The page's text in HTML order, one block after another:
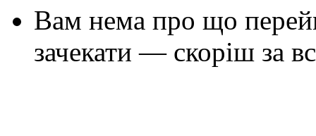
Вам нема про що
зачекати — скоріш за